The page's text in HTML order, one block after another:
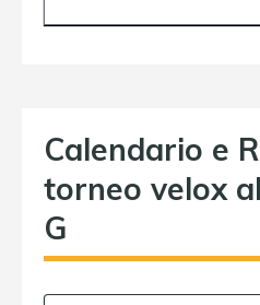
Calendario e
torneo velox
G